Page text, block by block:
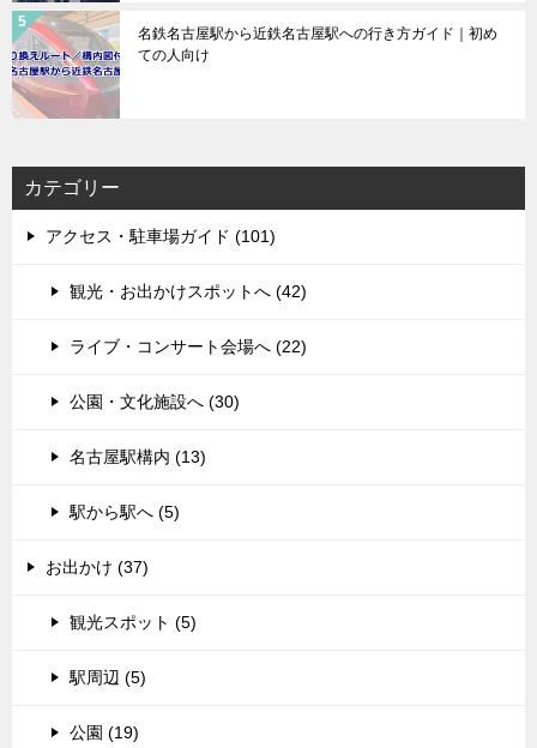
名鉄名古屋駅から近鉄名古屋駅への行き方ガイド｜初め
ての人向け
カテゴリー
アクセス・駐車場ガイド (101)
観光・お出かけスポットへ (42)
ライブ・コンサート会場へ (22)
公園・文化施設へ (30)
名古屋駅構内 (13)
駅から駅へ (5)
お出かけ (37)
観光スポット (5)
駅周辺 (5)
公園 (19)